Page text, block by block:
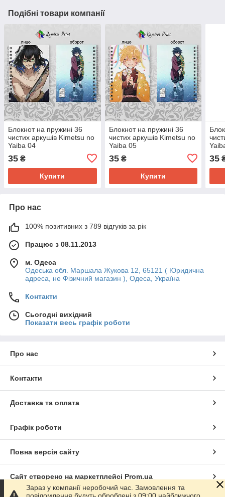
Подібні товари компанії
Блокнот на пружині 36
чистих аркушів Kimetsu no
Yaiba 04
35 ₴
Купити
Блокнот на пружині 36
чистих аркушів Kimetsu no
Yaiba 05
35₴
Купити
35
Про нас
100% позитивних з 789 відгуків за рік
Працює з 08.11.2013
м. Одеса
Одеська обл. Маршала Жукова 12, 65121 ( Юридична
адреса, не Фізичний магазин ), Одеса, Україна
Контакти
Сьогодні вихідний
Показати весь графік роботи
Про нас
Контакти
Доставка та оплата
Графік роботи
Повна версія сайту
Сайт створено на маркетплейсі Prom.ua
Зараз у компанії неробочий час. Замовлення та